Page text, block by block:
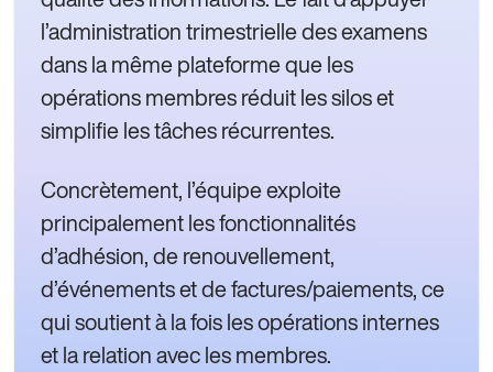
l’administration trimestrielle des examens
dans la même plateforme que les
opérations membres réduit les silos et
simplifie les tâches récurrentes.
Concrètement, l’équipe exploite
principalement les fonctionnalités
d’adhésion, de renouvellement,
d’événements et de factures/paiements, ce
qui soutient à la fois les opérations internes
et la relation avec les membres.